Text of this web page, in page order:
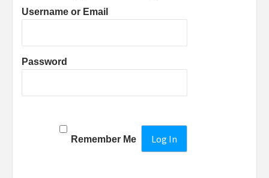
Username or Email
Password
Remember Me